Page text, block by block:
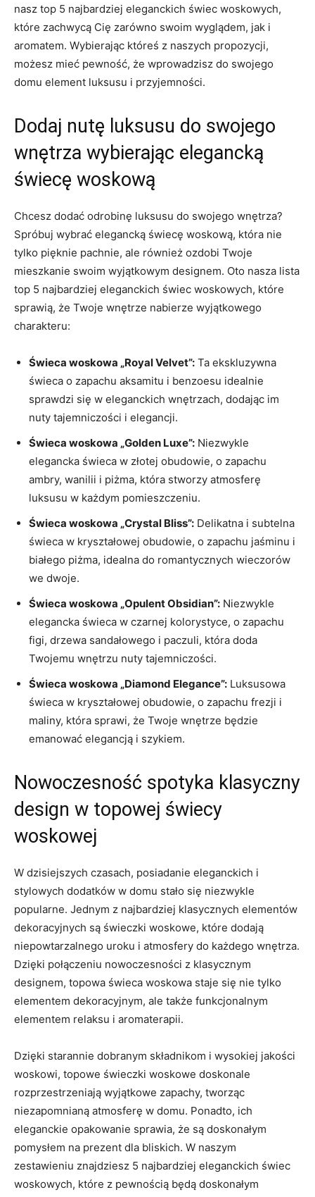
nasz top⁤ 5 najbardziej eleganckich świec woskowych,
‍które zachwycą Cię ‍zarówno⁤ swoim wyglądem, ‌jak i⁤
aromatem. ⁢Wybierając któreś⁣ z naszych propozycji,
możesz mieć ‍pewność, ⁢że⁢ wprowadzisz do swojego
domu element​ luksusu i przyjemności.
Dodaj nutę luksusu do swojego
wnętrza‌ wybierając elegancką
świecę woskową
Chcesz dodać odrobinę luksusu do swojego wnętrza?
Spróbuj wybrać elegancką świecę woskową, która nie
tylko pięknie pachnie, ale również ⁣ozdobi Twoje
mieszkanie ‍swoim wyjątkowym designem. Oto nasza lista
top 5 najbardziej eleganckich świec woskowych, które
sprawią, że Twoje wnętrze nabierze wyjątkowego
charakteru:
Świeca woskowa „Royal Velvet”: ⁣Ta ekskluzywna
świeca o ⁤zapachu aksamitu i benzoesu idealnie
‍sprawdzi⁢ się w eleganckich wnętrzach, dodając im
nuty tajemniczości i elegancji.
Świeca‌ woskowa „Golden‍ Luxe”: Niezwykle
elegancka świeca w złotej obudowie, o ⁤zapachu
ambry, wanilii i piżma,‍ która⁢ stworzy atmosferę
luksusu w każdym pomieszczeniu.
Świeca woskowa „Crystal Bliss”: Delikatna i subtelna
świeca w kryształowej obudowie, o zapachu jaśminu ⁤i
białego piżma, idealna do romantycznych‍ wieczorów⁣
we dwoje.
Świeca woskowa „Opulent⁤ Obsidian”: Niezwykle
elegancka świeca w czarnej kolorystyce, o‍ zapachu
figi, drzewa sandałowego i paczuli, która doda
Twojemu wnętrzu nuty tajemniczości.
Świeca woskowa „Diamond ‌Elegance”: Luksusowa
świeca ⁣w kryształowej obudowie, o zapachu frezji i
‌maliny, która ⁢sprawi, że Twoje wnętrze będzie​
emanować elegancją i‍ szykiem.
Nowoczesność spotyka klasyczny
design w topowej‍ świecy
woskowej
W⁢ dzisiejszych czasach, ⁢posiadanie eleganckich i
stylowych dodatków w domu ​stało się⁣ niezwykle
popularne. Jednym z ⁢najbardziej klasycznych‍ elementów
dekoracyjnych są świeczki⁤ woskowe, które ⁣dodają
niepowtarzalnego uroku ⁤i atmosfery do⁣ każdego wnętrza.
Dzięki połączeniu nowoczesności z ‍klasycznym
⁢designem, topowa świeca woskowa staje się nie‍ tylko
elementem dekoracyjnym, ale także‌ funkcjonalnym
elementem relaksu i aromaterapii.
Dzięki‌ starannie dobranym składnikom⁢ i wysokiej jakości‍
woskowi, topowe‌ świeczki woskowe doskonale
⁤rozprzestrzeniają wyjątkowe zapachy, tworząc
niezapomnianą ​atmosferę w domu. ⁣Ponadto, ⁣ich
eleganckie​ opakowanie ‌sprawia, że są doskonałym
‍pomysłem na prezent ​dla bliskich. W naszym
zestawieniu ⁢znajdziesz⁣ 5 najbardziej eleganckich ​świec
woskowych, które z pewnością będą ⁤doskonałym​